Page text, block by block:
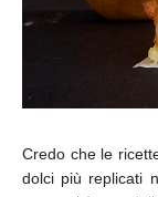
Credo che le
dolci più replicati